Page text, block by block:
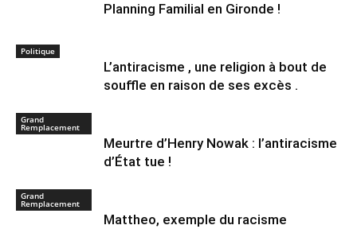
Planning Familial en Gironde !
Politique
L’antiracisme , une religion à bout de
souffle en raison de ses excès .
Grand
Remplacement
Meurtre d’Henry Nowak : l’antiracisme
d’État tue !
Grand
Remplacement
Mattheo, exemple du racisme